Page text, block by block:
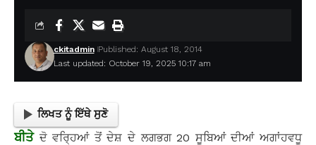
Last updated: October 19, 2025 10:17 am
ckitadmin Published: August 18, 2014
ਲਿਖਤ ਨੂੰ ਇੱਥੇ ਸੁਣੋ
ਬੀਤੇ ਦੋ ਵਰ੍ਹਿਆਂ ਤੋਂ ਦੇਸ਼ ਦੇ ਲਗਭਗ 20 ਸੂਬਿਆਂ ਦੀਆਂ ਅਗਾਂਹਵਧੂ